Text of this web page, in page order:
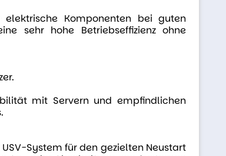
Komponenten bei guten
sehr hohe Betriebseffizienz ohne
mit Servern und empfindlichen
System für den gezielten Neustart